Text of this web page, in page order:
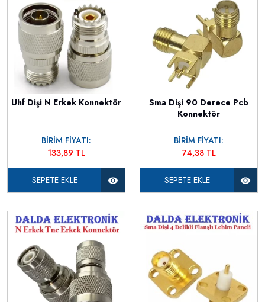
Uhf Dişi N Erkek Konnektör
BİRİM FİYATI:
133,89 TL
SEPETE EKLE
Sma Dişi 90 Derece Pcb
Konnektör
BİRİM FİYATI:
74,38 TL
SEPETE EKLE